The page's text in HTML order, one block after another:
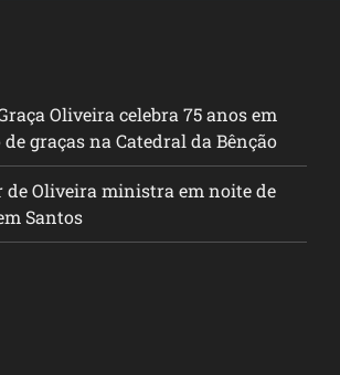
Oliveira celebra 75 anos em
graças na Catedral da Bênção
de Oliveira ministra em noite de
Santos